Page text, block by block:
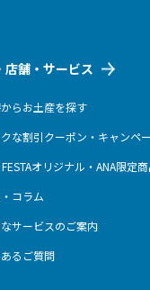
店舗・サービス
らお土産を探す
な割引クーポン・キャンペ
FESTAオリジナル・ANA限定
コラム
サービスのご案内
るご質問